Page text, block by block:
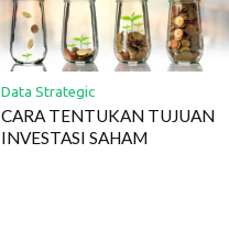
Data Strategic
CARA TENTUKAN TUJUAN
INVESTASI SAHAM